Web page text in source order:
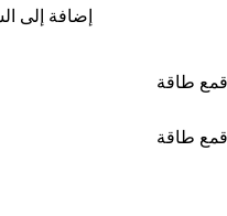
إضافة إلى